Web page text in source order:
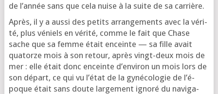
de l’an­née sans que cela nuise à la suite de sa carrière.
Après, il y a aus­si des petits arran­ge­ments avec la véri­
té, plus véniels en véri­té, comme le fait que Chase
sache que sa femme était enceinte — sa fille avait
qua­torze mois à son retour, après vingt-deux mois de
mer : elle était donc enceinte d’en­vi­ron un mois lors de
son départ, ce qui vu l’é­tat de la gyné­co­lo­gie de l’é­
poque était sans doute lar­ge­ment igno­ré du navi­ga­